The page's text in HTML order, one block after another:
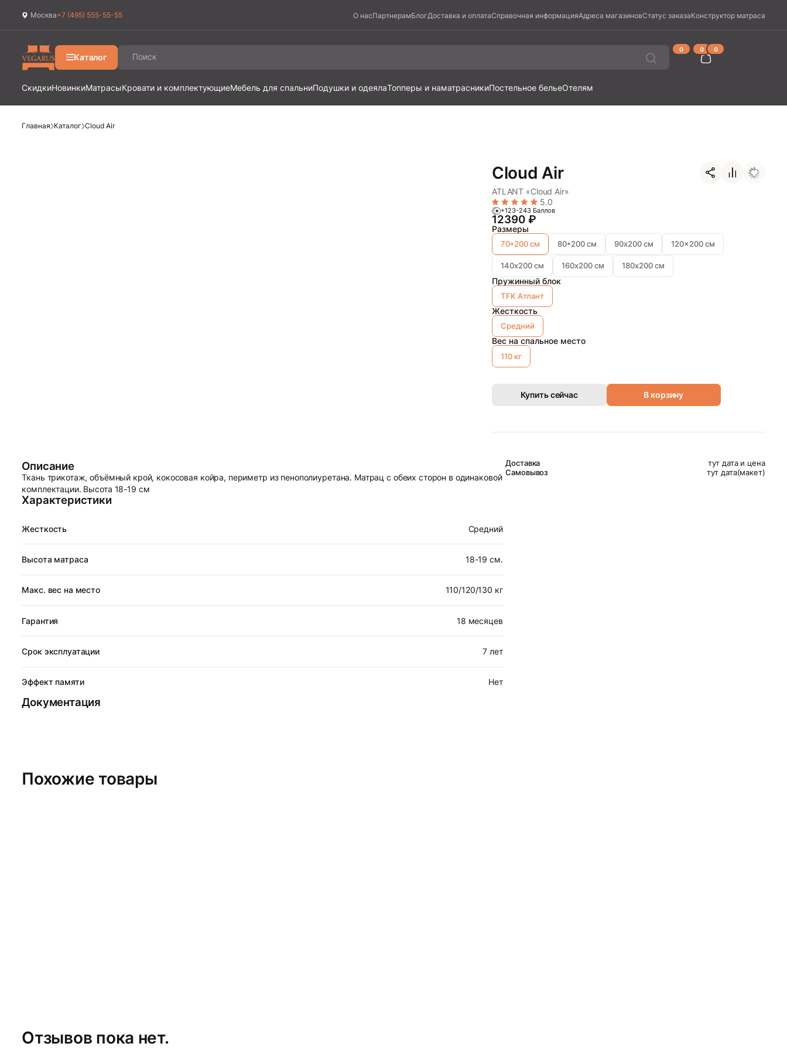
Москва+7 (495) 555-55-55 О насПартнерамБлогДоставка и оплатаСправочная информацияАдреса магазиновСтатус заказаКонструктор матраса
Каталог
0 0 0
СкидкиНовинкиМатрасыКровати и комплектующиеМебель для спальниПодушки и одеялаТопперы и наматрасникиПостельное бельеОтелям
Главная Каталог Cloud Air
Cloud Air
ATLANT «Cloud Air»
5.0
+123-243 Баллов
12390 ₽
Размеры
70*200 см 80*200 см 90х200 см 120x200 см
140х200 см 160х200 см 180х200 см
Пружинный блок
TFK Атлант
Жесткость
Средний
Вес на спальное место
110 кг
Купить сейчас В корзину
Доставка
тут дата и цена
Самовывоз
тут дата(макет)
Описание
Ткань трикотаж, объёмный крой, кокосовая койра, периметр из пенополиуретана. Матрац с обеих сторон в одинаковой
комплектации. Высота 18-19 см
Характеристики
Жесткость Средний
Высота матраса 18-19 см.
Макс. вес на место 110/120/130 кг
Гарантия 18 месяцев
Срок эксплуатации 7 лет
Эффект памяти Нет
Документация
Похожие товары
Отзывов пока нет.